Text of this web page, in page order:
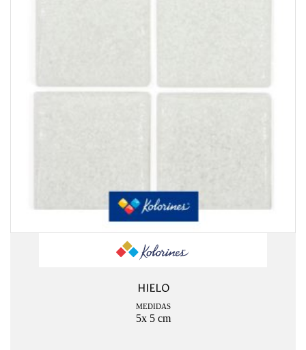
HIELO
MEDIDAS
5x 5 cm